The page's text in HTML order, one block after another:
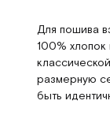
Для пошива
100%
размерную
быть